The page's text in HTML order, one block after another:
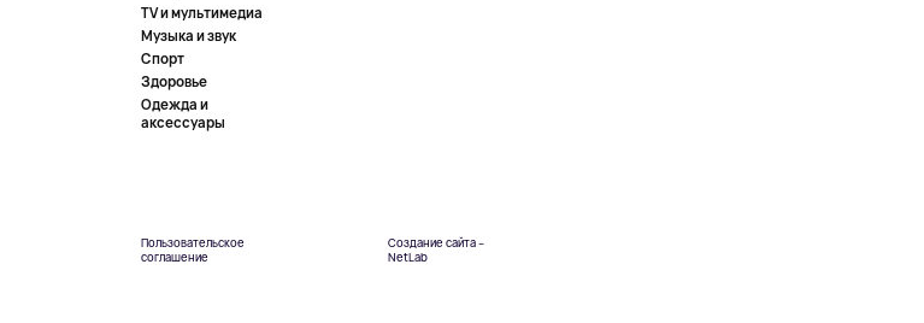
TV и мультимедиа
Музыка и звук
Спорт
Здоровье
Одежда и
аксессуары
Пользовательское
соглашение
Создание сайта –
NetLab